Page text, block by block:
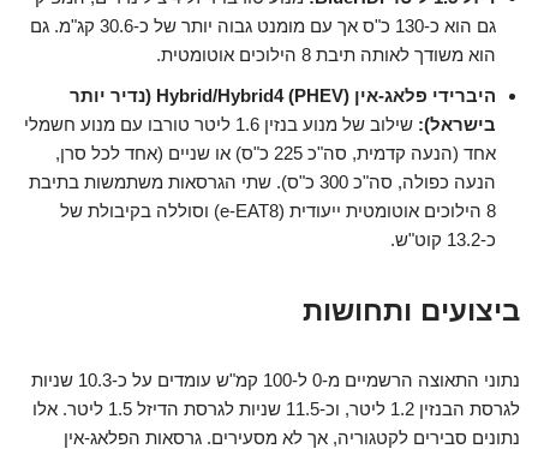
גם הוא כ-130 כ"ס אך עם מומנט גבוה יותר של כ-30.6 קג"מ. גם
הוא משודך לאותה תיבת 8 הילוכים אוטומטית.
היברידי פלאג-אין (PHEV) Hybrid/Hybrid4 (נדיר יותר
בישראל):
שילוב של מנוע בנזין 1.6 ליטר טורבו עם מנוע חשמלי
אחד (הנעה קדמית, סה"כ 225 כ"ס) או שניים (אחד לכל סרן,
הנעה כפולה, סה"כ 300 כ"ס). שתי הגרסאות משתמשות בתיבת
8 הילוכים אוטומטית ייעודית (e-EAT8) וסוללה בקיבולת של
כ-13.2 קוט"ש.
ביצועים ותחושות
נתוני התאוצה הרשמיים מ-0 ל-100 קמ"ש עומדים על כ-10.3 שניות
לגרסת הבנזין 1.2 ליטר, וכ-11.5 שניות לגרסת הדיזל 1.5 ליטר. אלו
נתונים סבירים לקטגוריה, אך לא מסעירים. גרסאות הפלאג-אין